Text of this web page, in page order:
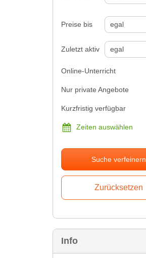
Preise bis
Zuletzt aktiv
Online-Unterricht
Nur private Angebote
Kurzfristig verfügbar
Zeiten auswählen
Suche verfeinern
Info